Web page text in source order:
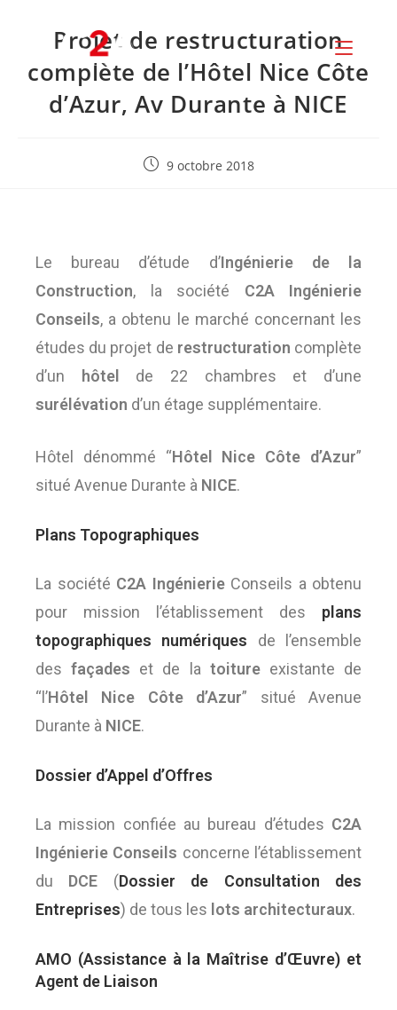
Projet de restructuration
complète de l’Hôtel Nice Côte
d’Azur, Av Durante à NICE
9 octobre 2018
Le bureau d’étude d’Ingénierie de la
Construction, la société C2A Ingénierie
Conseils, a obtenu le marché concernant les
études du projet de restructuration complète
d’un
hôtel
de 22 chambres et d’une
surélévation d’un étage supplémentaire.
Hôtel dénommé “Hôtel Nice Côte d’Azur”
situé Avenue Durante à NICE.
Plans Topographiques
La société C2A IngénierieConseils a obtenu
pour mission l’établissement des plans
topographiques numériques de l’ensemble
desfaçades et de la toitureexistante de
“l’Hôtel Nice Côte d’Azur” situé Avenue
Durante à NICE.
Dossier d’Appel d’Offres
La mission confiée au bureau d’études C2A
Ingénierie Conseils concerne l’établissement
du DCE (Dossier de Consultation des
Entreprises) de tous les lots architecturaux.
AMO (Assistance à la Maîtrise d’Œuvre) et
Agent de Liaison